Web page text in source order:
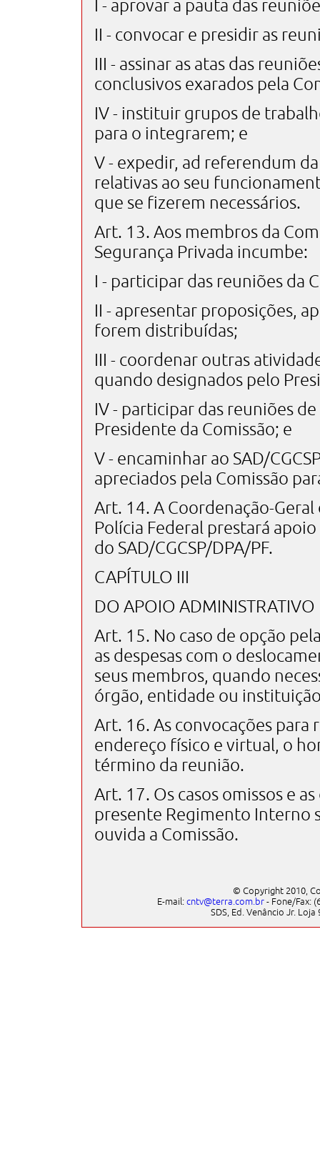
I - aprovar a pauta das
II - convocar e presidir as
III - assinar as atas das
conclusivos exarados pela
IV - instituir grupos de
para o integrarem; e
V - expedir, ad referendum
relativas ao seu
que se fizerem necessários.
Art. 13. Aos membros da
Segurança Privada incumbe:
I - participar das reuniões da
II - apresentar proposições,
forem distribuídas;
III - coordenar outras
quando designados pelo
IV - participar das reuniões
Presidente da Comissão; e
V - encaminhar ao SAD/
apreciados pela Comissão
Art. 14. A Coordenação-
Polícia Federal prestará
do SAD/CGCSP/DPA/PF.
CAPÍTULO III
DO APOIO ADMINISTRATIVO
Art. 15. No caso de opção
as despesas com o
seus membros, quando
órgão, entidade ou
Art. 16. As convocações para
endereço físico e virtual, o
término da reunião.
Art. 17. Os casos omissos e
presente Regimento Interno
ouvida a Comissão.
© Copyright 2010,
E-mail: cntv@terra.com.br- Fone/Fax:
SDS, Ed. Venâncio Jr. Loja